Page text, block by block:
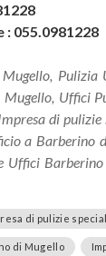
055.0981228
Uffici
di
a Barberino
Uffici
di pulizie
di Mugello